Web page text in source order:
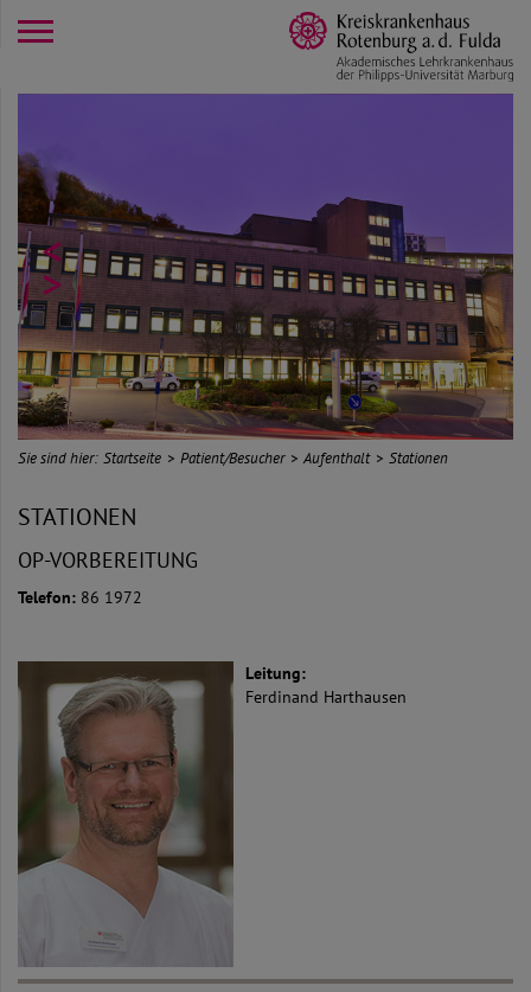
<
>
Sie sind hier: Startseite Patient/Besucher Aufenthalt Stationen
STATIONEN
OP-VORBEREITUNG
Telefon: 86 1972
Leitung:
Ferdinand Harthausen